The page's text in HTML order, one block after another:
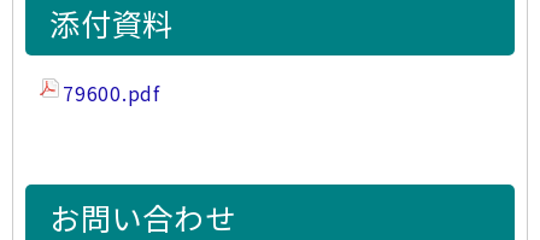
添付資料
79600.pdf
お問い合わせ